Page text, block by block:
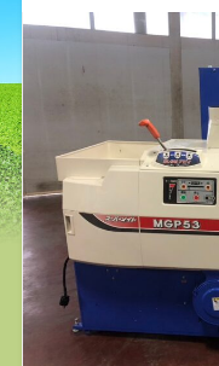
販売中の農機具
よく頂く質問
お問い合わせ
求人